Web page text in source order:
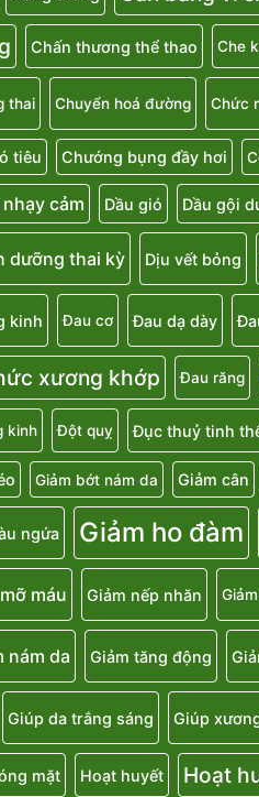
Chấn thương thể thao Che
thai Chuyển hoá đường Chức
tiêu Chướng bụng đầy hơi
nhạy cảm Dầu gió Dầu gội
dưỡng thai kỳ Dịu vết bỏng
kinh Đau cơ Đau dạ dày
xương khớp Đau răng
kinh Đột quỵ Đục thuỷ tinh
Giảm bớt nám da Giảm cân
ngứa Giảm ho đàm
máu Giảm nếp nhăn
nám da Giảm tăng động
Giúp da trắng sáng Giúp
mặt Hoạt huyết Hoạt